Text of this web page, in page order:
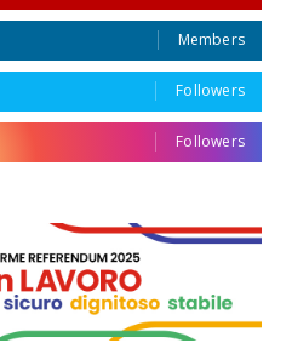
Members
Followers
Followers